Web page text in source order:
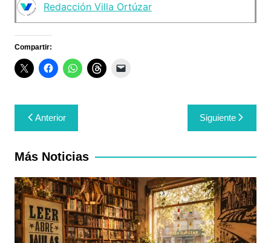
Redacción Villa Ortúzar
Compartir:
Navegación
de
entradas
Anterior Siguiente
Más Noticias